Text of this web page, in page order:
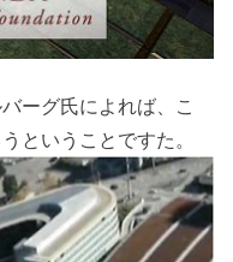
ーグ氏によれば、こ
ということですた。